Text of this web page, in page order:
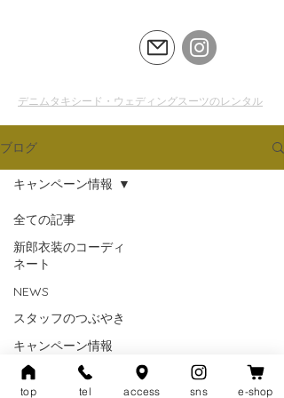
デニムタキシード・ウェディングスーツのレンタル
ブログ
全ての記事
新郎衣装のコーディ
ネート
NEWS
スタッフのつぶやき
キャンペーン情報
キャンペーン情報
近日公開予定
top tel access sns e-shop